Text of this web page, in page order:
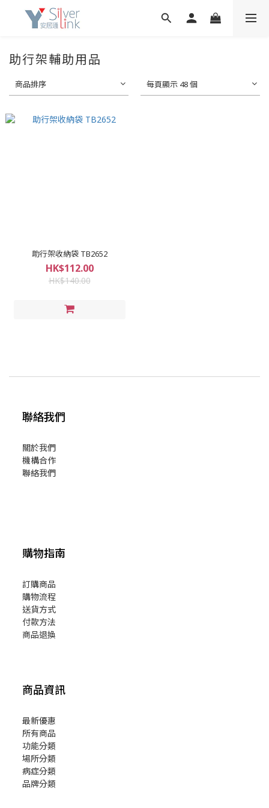
助行架輔助用品
商品排序 每頁顯示 48 個
助行架收納袋 TB2652
HK$112.00
HK$140.00
聯絡我們
關於我們
機構合作
聯絡我們
購物指南
訂購商品
購物流程
送貨方式
付款方法
商品退換
商品資訊
最新優惠
所有商品
功能分類
場所分類
病症分類
品牌分類